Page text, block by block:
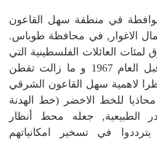
في منطقة سهل القاعون
الاغوار, في محافظة طوباس.
العائلات الفلسطينية التي
كانت تقطن المنطقة قبل العام 1967 و ما زالت تقطن
لاهمية سهل القاعون الشرقي
للخط الاخضر (خط الهدنة
الطبيعية, جعله محط أنظار
يترددوا في تسخير امكانياتهم